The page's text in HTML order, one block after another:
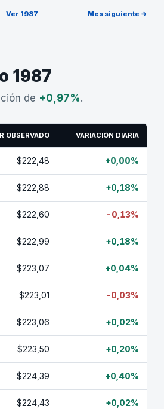
Ver 1987 Mes siguiente →
1987
de +0,97%.
OBSERVADO VARIACIÓN DIARIA
$222,48 +0,00%
$222,88 +0,18%
$222,60 -0,13%
$222,99 +0,18%
$223,07 +0,04%
$223,01 -0,03%
$223,06 +0,02%
$223,50 +0,20%
$224,39 +0,40%
$224,43 +0,02%